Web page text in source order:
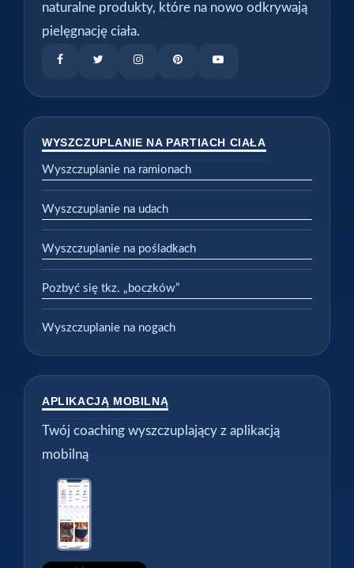
naturalne produkty, które na nowo odkrywają
pielęgnację ciała.
WYSZCZUPLANIE NA PARTIACH CIAŁA
Wyszczuplanie na ramionach
Wyszczuplanie na udach
Wyszczuplanie na pośladkach
Pozbyć się tkz. „boczków”
Wyszczuplanie na nogach
APLIKACJĄ MOBILNĄ
Twój coaching wyszczuplający z aplikacją
mobilną